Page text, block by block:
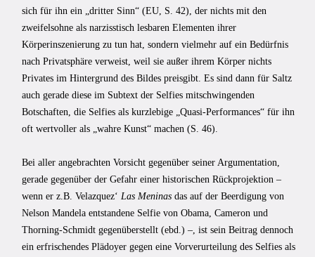
sich für ihn ein „dritter Sinn“ (EU, S. 42), der nichts mit den
zweifelsohne als narzisstisch lesbaren Elementen ihrer
Körperinszenierung zu tun hat, sondern vielmehr auf ein Bedürfnis
nach Privatsphäre verweist, weil sie außer ihrem Körper nichts
Privates im Hintergrund des Bildes preisgibt. Es sind dann für Saltz
auch gerade diese im Subtext der Selfies mitschwingenden
Botschaften, die Selfies als kurzlebige „Quasi-Performances“ für ihn
oft wertvoller als „wahre Kunst“ machen (S. 46).
Bei aller angebrachten Vorsicht gegenüber seiner Argumentation,
gerade gegenüber der Gefahr einer historischen Rückprojektion –
wenn er z.B. Velazquez‘ Las Meninas das auf der Beerdigung von
Nelson Mandela entstandene Selfie von Obama, Cameron und
Thorning-Schmidt gegenüberstellt (ebd.) –, ist sein Beitrag dennoch
ein erfrischendes Plädoyer gegen eine Vorverurteilung des Selfies als